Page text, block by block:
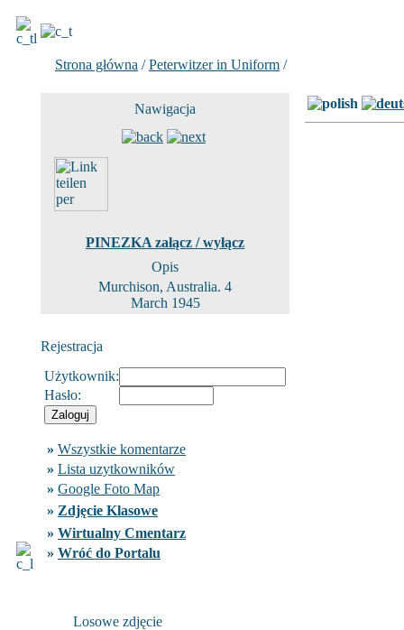
Strona główna /Peterwitzer in Uniform /
Nawigacja
PINEZKA załącz / wyłącz
Opis
Murchison, Australia. 4
March 1945
Rejestracja
Użytkownik:
Hasło:
» Wszystkie komentarze
» Lista uzytkowników
» Google Foto Map
» Zdjęcie Klasowe
» Wirtualny Cmentarz
» Wróć do Portalu
Losowe zdjęcie